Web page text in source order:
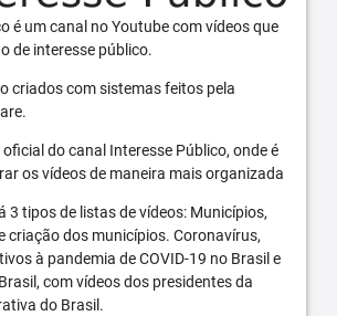
é um canal no Youtube com vídeos que
de interesse público.
criados com sistemas feitos pela
oficial do canal Interesse Público, onde é
os vídeos de maneira mais organizada
3 tipos de listas de vídeos: Municípios,
criação dos municípios. Coronavírus,
à pandemia de COVID-19 no Brasil e
com vídeos dos presidentes da
do Brasil.